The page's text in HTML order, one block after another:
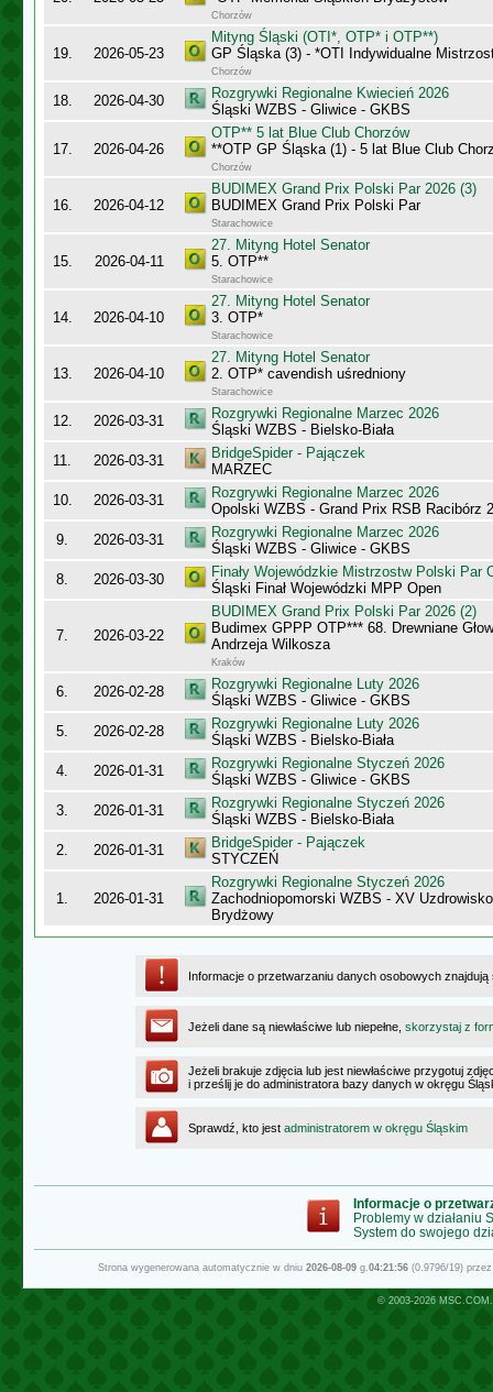
Chorzów
19. 2026-05-23
Mityng Śląski (OTI*, OTP* i OTP**)
GP Śląska (3) - *OTI Indywidualne
Chorzów
18. 2026-04-30
Rozgrywki Regionalne Kwiecień 2026
Śląski WZBS - Gliwice - GKBS
17. 2026-04-26
OTP** 5 lat Blue Club Chorzów
**OTP GP Śląska (1) - 5 lat Blue Club
Chorzów
16. 2026-04-12
BUDIMEX Grand Prix Polski Par 2026 (3)
BUDIMEX Grand Prix Polski Par
Starachowice
15. 2026-04-11
27. Mityng Hotel Senator
5. OTP**
Starachowice
14. 2026-04-10
27. Mityng Hotel Senator
3. OTP*
Starachowice
13. 2026-04-10
27. Mityng Hotel Senator
2. OTP* cavendish uśredniony
Starachowice
12. 2026-03-31
Rozgrywki Regionalne Marzec 2026
Śląski WZBS - Bielsko-Biała
11.
2026-03-31
BridgeSpider - Pajączek
MARZEC
10.
2026-03-31
Rozgrywki Regionalne Marzec 2026
Opolski WZBS - Grand Prix RSB Racibórz
9.
2026-03-31
Rozgrywki Regionalne Marzec 2026
Śląski WZBS - Gliwice - GKBS
8.
2026-03-30
Finały Wojewódzkie Mistrzostw Polski Par
Śląski Finał Wojewódzki MPP Open
7. 2026-03-22
BUDIMEX Grand Prix Polski Par 2026 (2)
Budimex GPPP OTP*** 68. Drewniane
Andrzeja Wilkosza
Kraków
6. 2026-02-28
Rozgrywki Regionalne Luty 2026
Śląski WZBS - Gliwice - GKBS
5.
2026-02-28
Rozgrywki Regionalne Luty 2026
Śląski WZBS - Bielsko-Biała
4.
2026-01-31
Rozgrywki Regionalne Styczeń 2026
Śląski WZBS - Gliwice - GKBS
3.
2026-01-31
Rozgrywki Regionalne Styczeń 2026
Śląski WZBS - Bielsko-Biała
2.
2026-01-31
BridgeSpider - Pajączek
STYCZEŃ
1. 2026-01-31
Rozgrywki Regionalne Styczeń 2026
Zachodniopomorski WZBS - XV
Brydżowy
Informacje o przetwarzaniu danych osobowych
Jeżeli dane są niewłaściwe lub niepełne, skorzystaj z
Jeżeli brakuje zdjęcia lub jest niewłaściwe przygotuj
i prześlij je do administratora bazy danych w okręgu
Sprawdź, kto jest administratorem w okręgu Śląskim
Informacje o
Problemy w działaniu
System do swojego
Strona wygenerowana automatycznie w dniu 2026-08-09g.04:21:56(0.9796/19)
© 2003-2026